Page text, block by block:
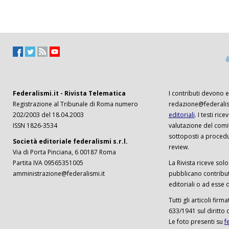
Federalismi.it - Rivista Telematica
Registrazione al Tribunale di Roma numero
202/2003 del 18.04.2003
ISSN 1826-3534
Società editoriale federalismi s.r.l.
Via di Porta Pinciana, 6 00187 Roma
Partita IVA 09565351005
amministrazione@federalismi.it
I contributi devono
editoriali. I testi
valutazione del
sottoposti a
review.
La Rivista riceve
pubblicano
editoriali o ad esse
Tutti gli articoli
633/1941 sul diritto
Le foto presenti su